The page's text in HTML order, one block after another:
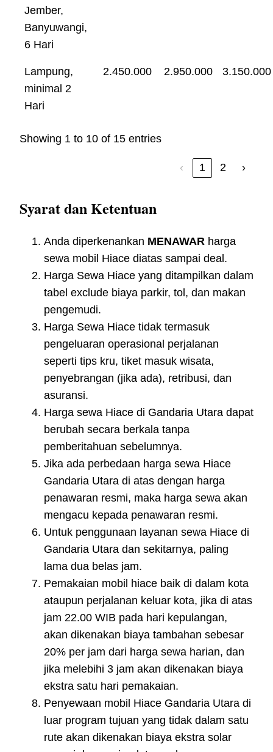
Jember,
Banyuwangi,
6 Hari
Lampung,
minimal 2
Hari
2.450.000 2.950.000 3.150.000
Showing 1 to 10 of 15 entries
‹ 1 2 ›
Syarat dan Ketentuan
Anda diperkenankan MENAWAR harga
sewa mobil Hiace diatas sampai deal.
Harga Sewa Hiace yang ditampilkan dalam
tabel exclude biaya parkir, tol, dan makan
pengemudi.
Harga Sewa Hiace tidak termasuk
pengeluaran operasional perjalanan
seperti tips kru, tiket masuk wisata,
penyebrangan (jika ada), retribusi, dan
asuransi.
Harga sewa Hiace di Gandaria Utara dapat
berubah secara berkala tanpa
pemberitahuan sebelumnya.
Jika ada perbedaan harga sewa Hiace
Gandaria Utara di atas dengan harga
penawaran resmi, maka harga sewa akan
mengacu kepada penawaran resmi.
Untuk penggunaan layanan sewa Hiace di
Gandaria Utara dan sekitarnya, paling
lama dua belas jam.
Pemakaian mobil hiace baik di dalam kota
ataupun perjalanan keluar kota, jika di atas
jam 22.00 WIB pada hari kepulangan,
akan dikenakan biaya tambahan sebesar
20% per jam dari harga sewa harian, dan
jika melebihi 3 jam akan dikenakan biaya
ekstra satu hari pemakaian.
Penyewaan mobil Hiace Gandaria Utara di
luar program tujuan yang tidak dalam satu
rute akan dikenakan biaya ekstra solar